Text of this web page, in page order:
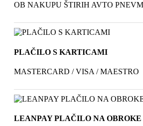
OB NAKUPU ŠTIRIH AVTO
PLAČILO S KARTICAMI
MASTERCARD / VISA / MAESTRO
LEANPAY PLAČILO NA OBROKE